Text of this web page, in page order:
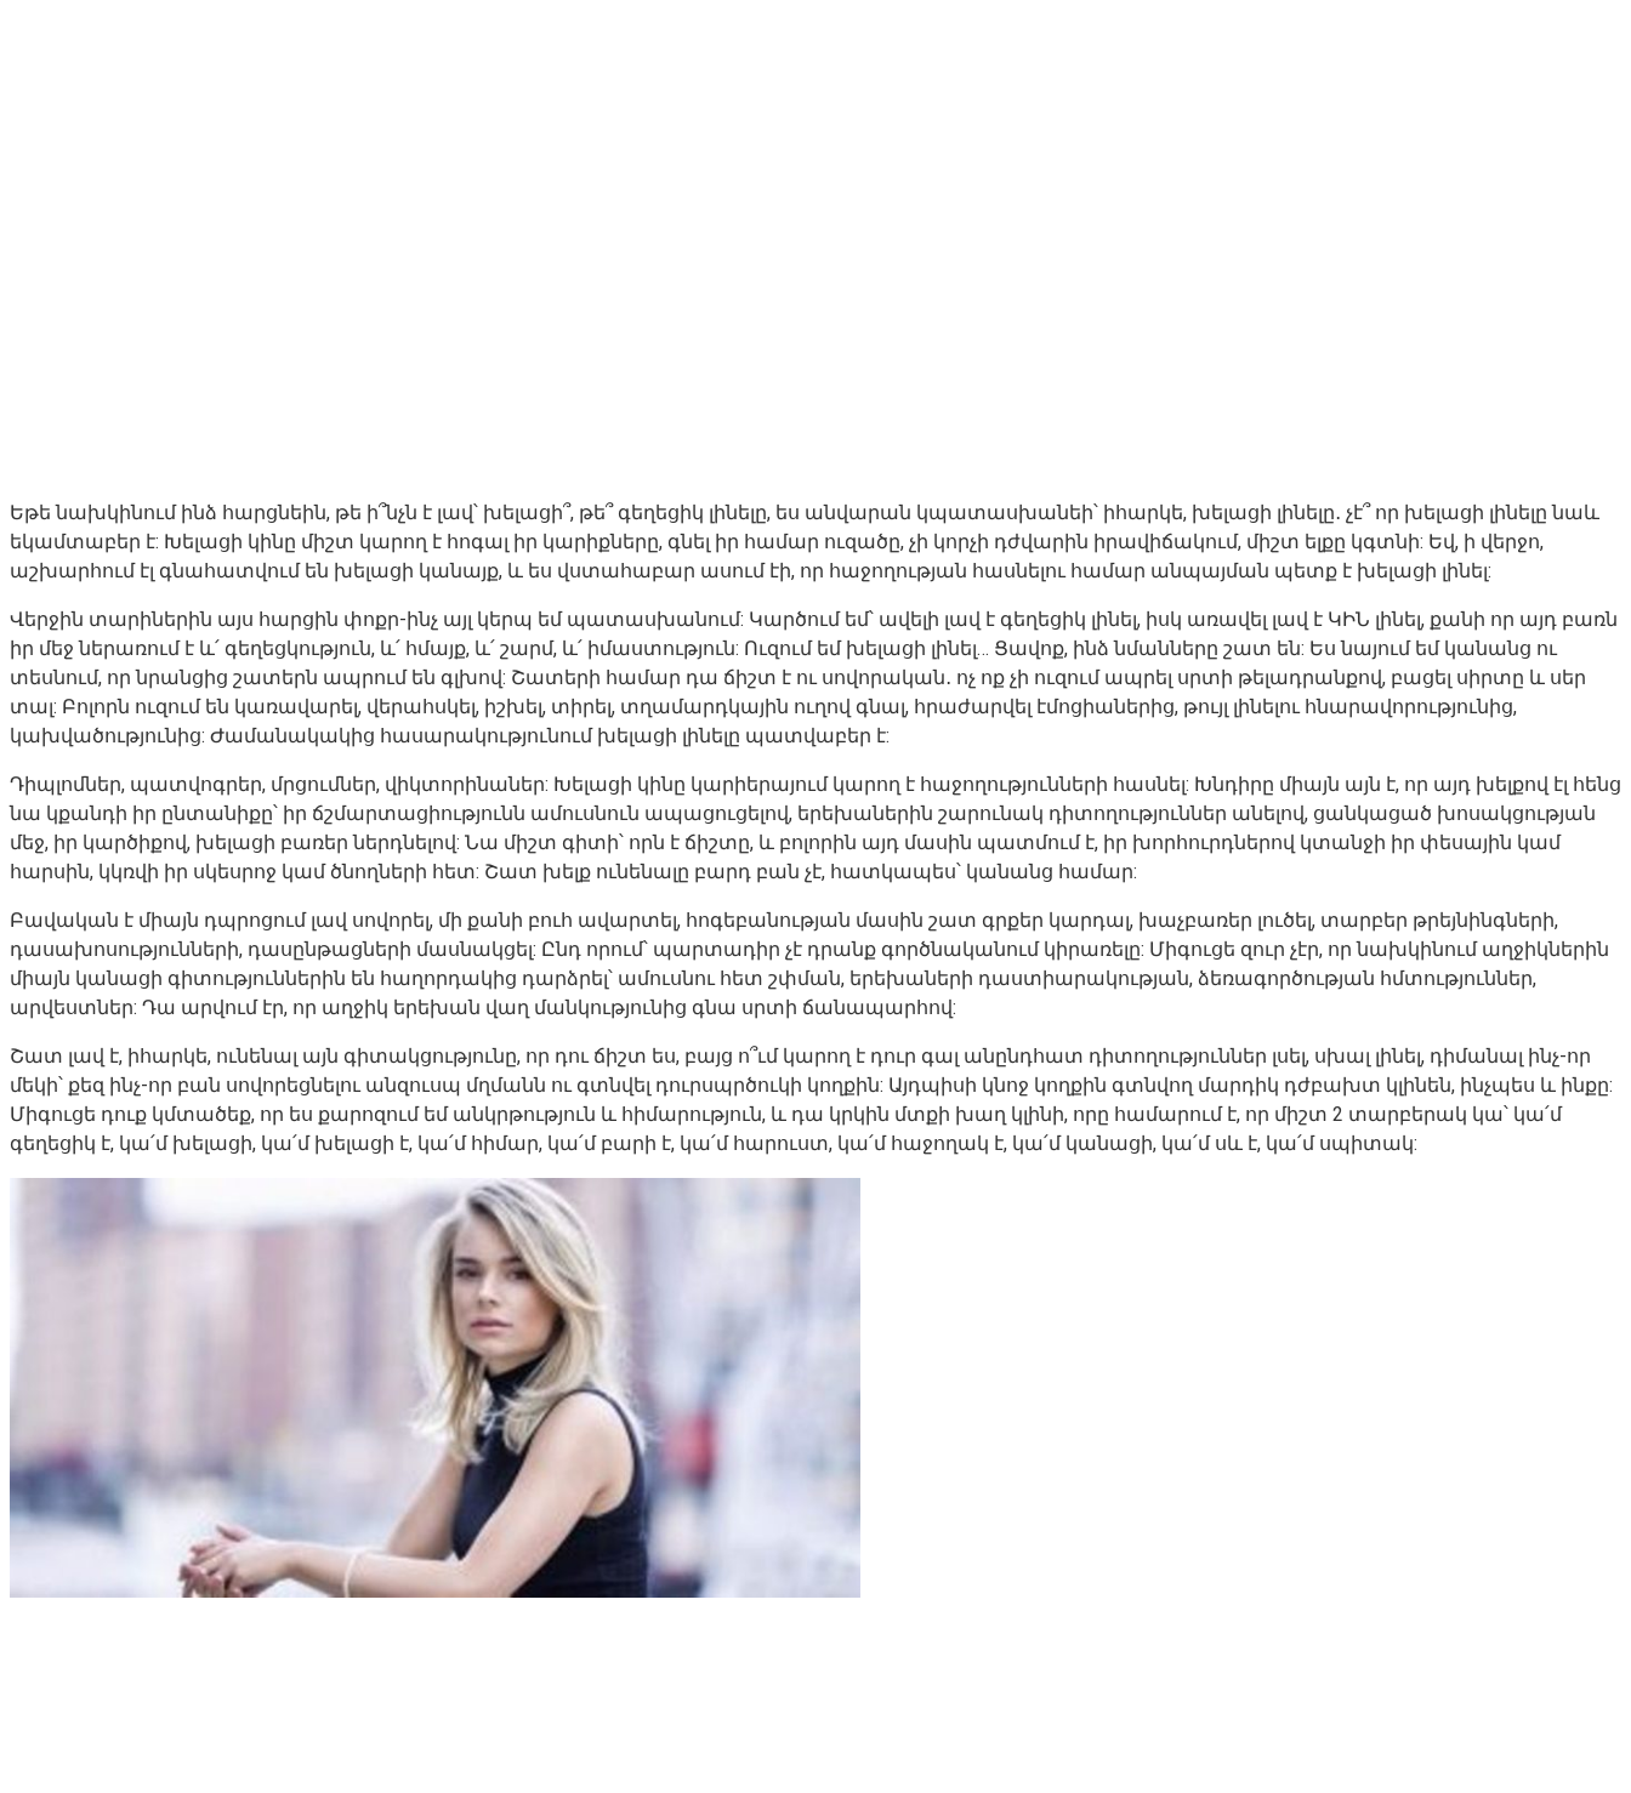
Եթե նախկինում ինձ հարցնեին, թե ի՞նչն է լավ՝ խելացի՞, թե՞ գեղեցիկ լինելը, ես անվարան կպատասխանեի՝ իհարկե, խելացի լինելը․ չէ՞ որ խելացի լինելը նաև
եկամտաբեր է: Խելացի կինը միշտ կարող է հոգալ իր կարիքները, գնել իր համար ուզածը, չի կորչի դժվարին իրավիճակում, միշտ ելքը կգտնի: Եվ, ի վերջո,
աշխարհում էլ գնահատվում են խելացի կանայք, և ես վստահաբար ասում էի, որ հաջողության հասնելու համար անպայման պետք է խելացի լինել:
Վերջին տարիներին այս հարցին փոքր-ինչ այլ կերպ եմ պատասխանում: Կարծում եմ՝ ավելի լավ է գեղեցիկ լինել, իսկ առավել լավ է ԿԻՆ լինել, քանի որ այդ բառն
իր մեջ ներառում է և՛ գեղեցկություն, և՛ հմայք, և՛ շարմ, և՛ իմաստություն: Ուզում եմ խելացի լինել… Ցավոք, ինձ նմանները շատ են: Ես նայում եմ կանանց ու
տեսնում, որ նրանցից շատերն ապրում են գլխով: Շատերի համար դա ճիշտ է ու սովորական․ ոչ ոք չի ուզում ապրել սրտի թելադրանքով, բացել սիրտը և սեր
տալ: Բոլորն ուզում են կառավարել, վերահսկել, իշխել, տիրել, տղամարդկային ուղով գնալ, հրաժարվել էմոցիաներից, թույլ լինելու հնարավորությունից,
կախվածությունից: Ժամանակակից հասարակությունում խելացի լինելը պատվաբեր է:
Դիպլոմներ, պատվոգրեր, մրցումներ, վիկտորինաներ: Խելացի կինը կարիերայում կարող է հաջողությունների հասնել: Խնդիրը միայն այն է, որ այդ խելքով էլ հենց
նա կքանդի իր ընտանիքը՝ իր ճշմարտացիությունն ամուսնուն ապացուցելով, երեխաներին շարունակ դիտողություններ անելով, ցանկացած խոսակցության
մեջ, իր կարծիքով, խելացի բառեր ներդնելով: Նա միշտ գիտի՝ որն է ճիշտը, և բոլորին այդ մասին պատմում է, իր խորհուրդներով կտանջի իր փեսային կամ
հարսին, կկռվի իր սկեսրոջ կամ ծնողների հետ: Շատ խելք ունենալը բարդ բան չէ, հատկապես՝ կանանց համար:
Բավական է միայն դպրոցում լավ սովորել, մի քանի բուհ ավարտել, հոգեբանության մասին շատ գրքեր կարդալ, խաչբառեր լուծել, տարբեր թրեյնինգների,
դասախոսությունների, դասընթացների մասնակցել: Ընդ որում՝ պարտադիր չէ դրանք գործնականում կիրառելը: Միգուցե զուր չէր, որ նախկինում աղջիկներին
միայն կանացի գիտություններին են հաղորդակից դարձրել՝ ամուսնու հետ շփման, երեխաների դաստիարակության, ձեռագործության հմտություններ,
արվեստներ: Դա արվում էր, որ աղջիկ երեխան վաղ մանկությունից գնա սրտի ճանապարհով:
Շատ լավ է, իհարկե, ունենալ այն գիտակցությունը, որ դու ճիշտ ես, բայց ո՞ւմ կարող է դուր գալ անընդհատ դիտողություններ լսել, սխալ լինել, դիմանալ ինչ-որ
մեկի՝ քեզ ինչ-որ բան սովորեցնելու անզուսպ մղմանն ու գտնվել դուրսպրծուկի կողքին: Այդպիսի կնոջ կողքին գտնվող մարդիկ դժբախտ կլինեն, ինչպես և ինքը:
Միգուցե դուք կմտածեք, որ ես քարոզում եմ անկրթություն և հիմարություն, և դա կրկին մտքի խաղ կլինի, որը համարում է, որ միշտ 2 տարբերակ կա՝ կա՛մ
գեղեցիկ է, կա՛մ խելացի, կա՛մ խելացի է, կա՛մ հիմար, կա՛մ բարի է, կա՛մ հարուստ, կա՛մ հաջողակ է, կա՛մ կանացի, կա՛մ սև է, կա՛մ սպիտակ: